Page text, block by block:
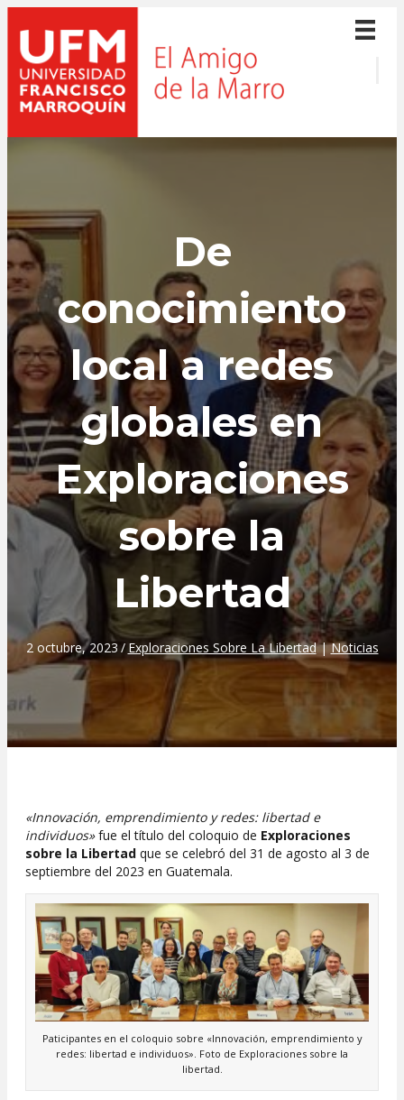
De
conocimiento
local a redes
globales en
Exploraciones
sobre la
Libertad
2 octubre, 2023 / Exploraciones Sobre La Libertad|Noticias
«Innovación, emprendimiento y redes: libertad e
individuos»fue el título del coloquio de Exploraciones
sobre la Libertad que se celebró del 31 de agosto al 3 de
septiembre del 2023 en Guatemala.
Paticipantes en el coloquio sobre «Innovación, emprendimiento y
redes: libertad e individuos». Foto de Exploraciones sobre la
libertad.